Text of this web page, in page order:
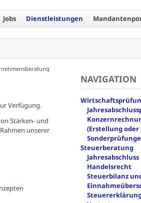
Jobs Dienstleistungen
Verfügung.
Stärken- und
unserer
NAVIGATION
Navigation
überspringen
(Erstellung
Steuerberatung
Handelsrecht
Steuerbilanz